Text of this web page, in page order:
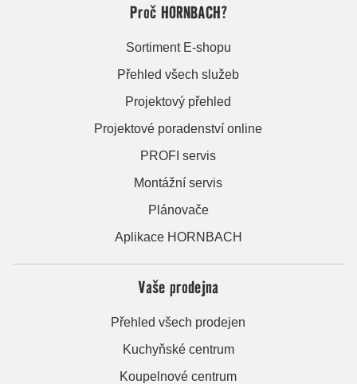
Proč HORNBACH?
Sortiment E-shopu
Přehled všech služeb
Projektový přehled
Projektové poradenství online
PROFI servis
Montážní servis
Plánovače
Aplikace HORNBACH
Vaše prodejna
Přehled všech prodejen
Kuchyňské centrum
Koupelnové centrum